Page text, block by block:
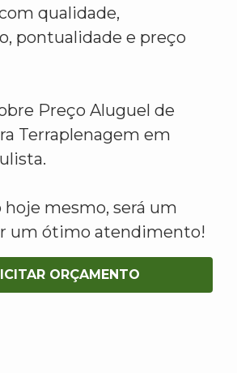
qualidade,
pontualidade e preço
Preço Aluguel de
Terraplenagem em
hoje mesmo, será um
um ótimo atendimento!
ORÇAMENTO